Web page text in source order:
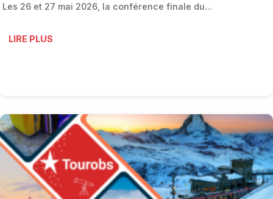
Les 26 et 27 mai 2026, la conférence finale du...
LIRE PLUS